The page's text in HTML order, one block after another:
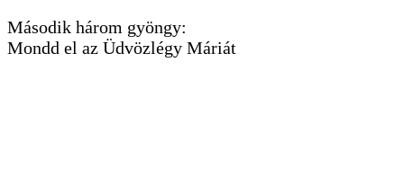
Második három gyöngy:
Mondd el az Üdvözlégy Máriát